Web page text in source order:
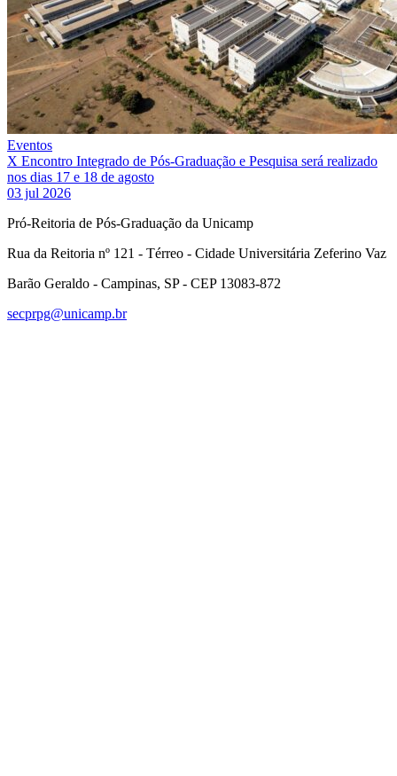
Eventos
X Encontro Integrado de Pós-Graduação e Pesquisa será realizado
nos dias 17 e 18 de agosto
03 jul 2026
Pró-Reitoria de Pós-Graduação da Unicamp
Rua da Reitoria nº 121 - Térreo - Cidade Universitária Zeferino Vaz
Barão Geraldo - Campinas, SP - CEP 13083-872
secprpg@unicamp.br